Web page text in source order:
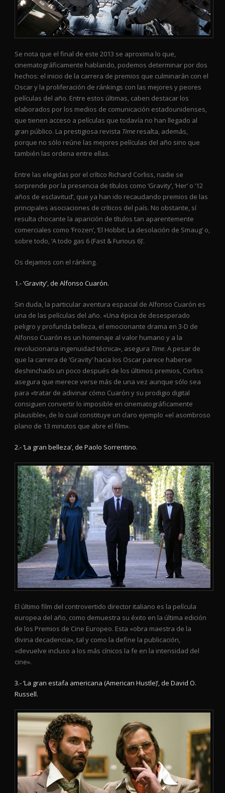
Se nota que el final de este 2013 se aproxima lo que,
cinematográficamente hablando, podemos determinar por dos
hechos: el inicio de la carrera de premios que culminarán con el
Oscar y la proliferación de ránkings con las mejores y peores
películas del año. Entre estos últimas, caben destacar los
elaborados por los medios de comunicación estadounidenses,
que tienen acceso a películas que todavía no han llegado al
gran público. La prestigiosa revista Time resalta, además,
porque no sólo reúne las mejores películas del año sino que
también las ordena entre ellas.
Entre las elegidas por el crítico Richard Corliss, nadie se
sorprende por la presencia de títulos como ‘Gravity’, ‘Her’ o ’12
años de esclavitud’, que ya han ido recaudando premios de las
principales asociaciones de críticos del país. No obstante, sí
resulta chocante la aparición de títulos tan aparentemente
comerciales como ‘Frozen’, ‘El Hobbit: La desolación de Smaug’ o,
sobre todo, ‘A todo gas 6 (Fast & Furious 6)’.
Os dejamos con el ránking.
1.- ‘Gravity’, de Alfonso Cuarón.
Sin duda, la particular aventura espacial de Alfonso Cuarón es
una de las películas del año. «Una épica de desesperado
peligro y profunda belleza, el emocionante drama en 3-D de
Alfonso Cuarón es un homenaje al valor humano y a la
revolucionaria ingenuidad técnica», asegura Time. A pesar de
que la carrera de ‘Gravity’ hacia los Oscar parece haberse
deshinchado un poco después de los últimos premios, Corliss
asegura que merece verse más de una vez aunque sólo sea
para «tratar de adivinar cómo Cuarón y su prodigio digital
consiguen convertir lo imposible en cinematográficamente
plausible», de lo cual constituye un claro ejemplo «el asombroso
plano de 13 minutos que abre el film».
2.- ‘La gran belleza’, de Paolo Sorrentino.
El último film del controvertido director italiano es la película
europea del año, como demuestra su éxito en la última edición
de los Premios de Cine Europeo. Esta «obra maestra de la
divina decadencia», tal y como la define la publicación,
«devuelve incluso a los más cínicos la fe en la intensidad del
cine».
3.- ‘La gran estafa americana (American Hustle)’, de David O.
Russell.